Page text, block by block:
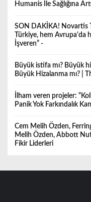
Humanis İle Sağlığına
SON DAKİKA! Novartis
Türkiye, hem Avrupa'da
İşveren” -
Büyük istifa mı? Büyük
Büyük Hizalanma mı? |
İlham veren projeler:
Panik Yok Farkındalık
Cem Melih Özden,
Melih Özden, Abbott
Fikir Liderleri